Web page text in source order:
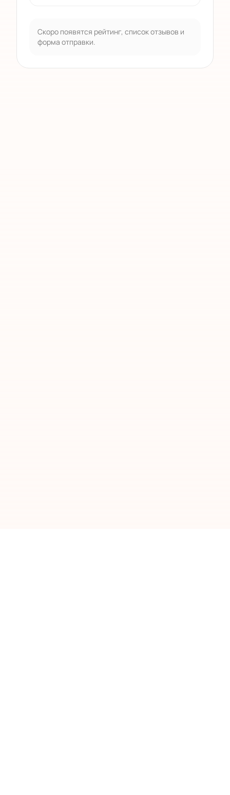
Скоро появятся рейтинг, список отзывов и
форма отправки.